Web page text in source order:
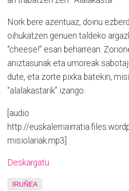
Nork bere azentuaz, doinu
oihukatzen genuen taldeko
“cheese!” esan beharrean.
aniztasunak eta umoreak
dute, eta zorte pixka batekin,
“alalakastarik” izango.
[audio
http://
misiolariak.mp3]
Deskargatu
IRUÑEA